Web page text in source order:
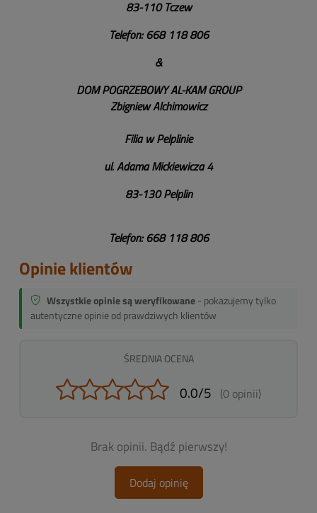
83-110 Tczew
Telefon: 668 118 806
&
DOM POGRZEBOWY AL-KAM GROUP
Zbigniew Alchimowicz
Filia w Pelplinie
ul. Adama Mickiewicza 4
83-130 Pelplin
Telefon: 668 118 806
Opinie klientów
Wszystkie opinie są weryfikowane- pokazujemy tylko
autentyczne opinie od prawdziwych klientów
ŚREDNIA OCENA
0.0/5 (0 opinii)
Brak opinii. Bądź pierwszy!
Dodaj opinię